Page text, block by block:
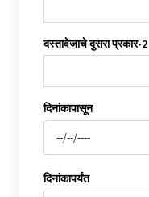
दस्तावेजाचे दुसरा प्रकार-2
दिनांकापासून
दिनांकापर्यंत